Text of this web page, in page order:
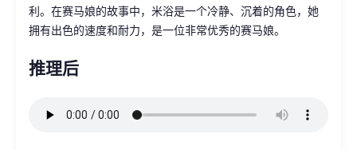
利。在赛马娘的故事中，米浴是一个冷静、沉着的角色，她
拥有出色的速度和耐力，是一位非常优秀的赛马娘。
推理后